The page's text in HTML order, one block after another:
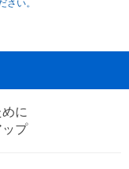
さい。
に
プ